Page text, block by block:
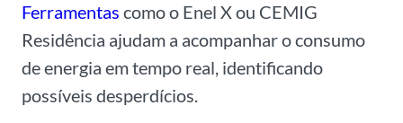
Ferramentas como o Enel Xou CEMIG
Residência ajudam a acompanhar o consumo
de energia em tempo real, identificando
possíveis desperdícios.